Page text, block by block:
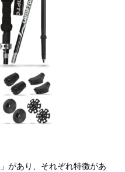
があり、それぞれ特徴があ